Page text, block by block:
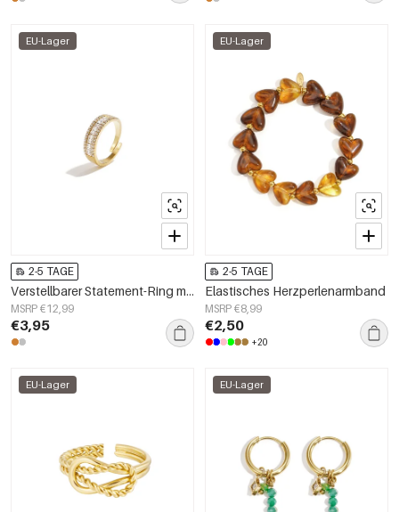
EU-Lager
2-5 TAGE
Verstellbarer Statement-Ring mit Strasssteinen
MSRP €12,99
€3,95
EU-Lager
2-5 TAGE
Elastisches Herzperlenarmband
MSRP €8,99
€2,50
+20
EU-Lager EU-Lager